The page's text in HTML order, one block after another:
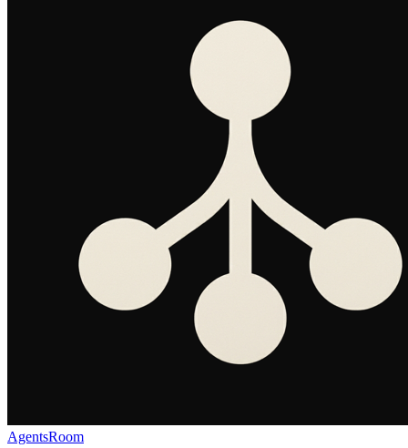
AgentsRoom